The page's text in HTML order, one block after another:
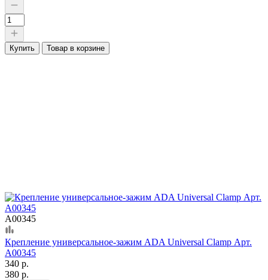
Купить Товар в корзине
А00345
Крепление универсальное-зажим ADA Universal Clamp Арт.
А00345
340 р.
380 р.